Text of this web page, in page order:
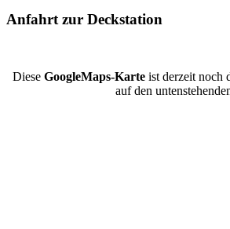
Anfahrt zur Deckstation
Diese GoogleMaps-Karte ist derzeit noch
auf den